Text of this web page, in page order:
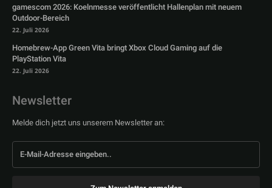
gamescom 2026: Koelnmesse veröffentlicht Hallenplan mit neuem
Outdoor-Bereich
22. Juli 2026
Homebrew-App Green Vita bringt Xbox Cloud Gaming auf die
PlayStation Vita
22. Juli 2026
Newsletter
Melde dich jetzt uns unserem Newsletter an: